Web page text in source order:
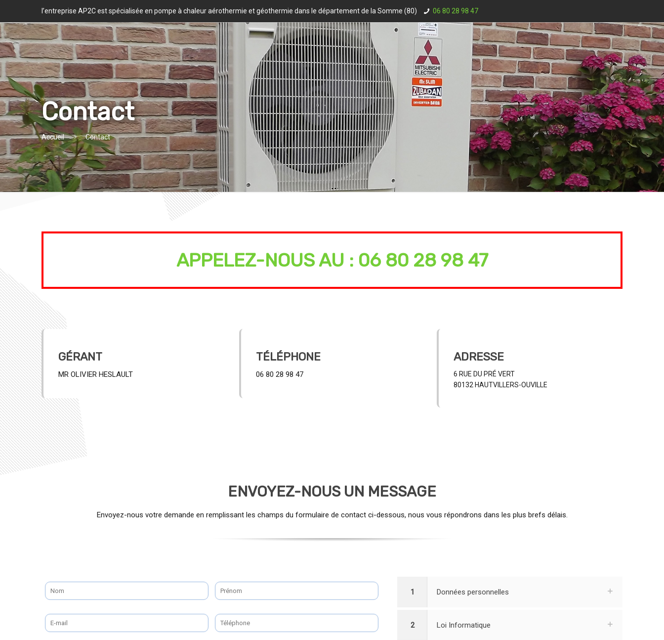
l’entreprise AP2C est spécialisée en pompe à chaleur aérothermie et géothermie dans le département de la Somme (80) 06 80 28 98 47
Contact
Accueil Contact
APPELEZ-NOUS AU : 06 80 28 98 47
GÉRANT
MR OLIVIER HESLAULT
TÉLÉPHONE
06 80 28 98 47
ADRESSE
6 RUE DU PRÉ VERT
80132 HAUTVILLERS-OUVILLE
ENVOYEZ-NOUS UN MESSAGE
Envoyez-nous votre demande en remplissant les champs du formulaire de contact ci-dessous, nous vous répondrons dans les plus brefs délais.
1 Données personnelles
2 Loi Informatique